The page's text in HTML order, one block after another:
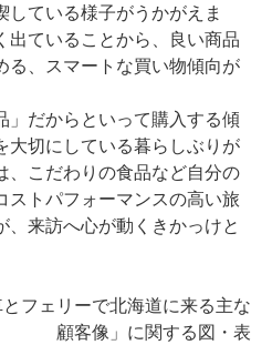
ている様子がうかがえま
出ていることから、良い商品
る、スマートな買い物傾向が
」だからといって購入する傾
大切にしている暮らしぶりが
、こだわりの食品など自分の
ストパフォーマンスの高い旅
、来訪へ心が動くきかっけと
フェリーで北海道に来る主な
顧客像」に関する図・表